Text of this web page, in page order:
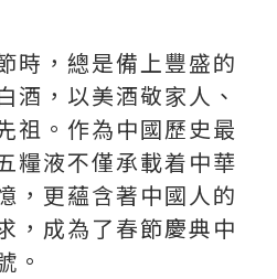
時，總是備上豐盛的
酒，以美酒敬家人、
祖。作為中國歷史最
糧液不僅承載着中華
，更蘊含著中國人的
，成為了春節慶典中
。